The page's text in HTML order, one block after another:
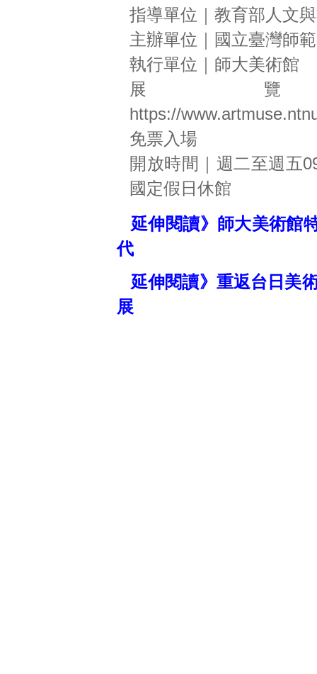
指導單位｜教育部人文
主辦單位｜國立臺灣師
執行單位｜師大美術館
展
https://
免票入場
開放時間｜週二至週五
國定假日休館
延伸閱讀》師大美術館
代
延伸閱讀》重返台日美
展